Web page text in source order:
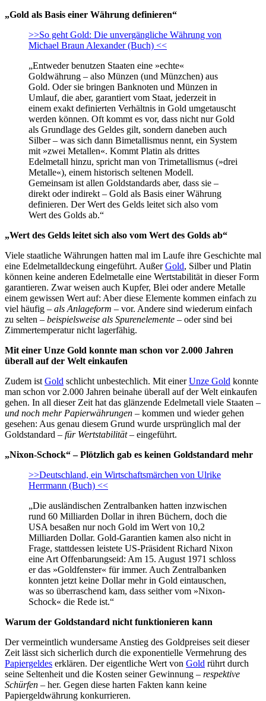
„Gold als Basis einer Währung definieren“
>>So geht Gold: Die unvergängliche Währung von
Michael Braun Alexander (Buch) <<
„Entweder benutzen Staaten eine »echte«
Goldwährung – also Münzen (und Münzchen) aus
Gold. Oder sie bringen Banknoten und Münzen in
Umlauf, die aber, garantiert vom Staat, jederzeit in
einem exakt definierten Verhältnis in Gold umgetauscht
werden können. Oft kommt es vor, dass nicht nur Gold
als Grundlage des Geldes gilt, sondern daneben auch
Silber – was sich dann Bimetallismus nennt, ein System
mit »zwei Metallen«. Kommt Platin als drittes
Edelmetall hinzu, spricht man von Trimetallismus (»drei
Metalle«), einem historisch seltenen Modell.
Gemeinsam ist allen Goldstandards aber, dass sie –
direkt oder indirekt – Gold als Basis einer Währung
definieren. Der Wert des Gelds leitet sich also vom
Wert des Golds ab.“
„Wert des Gelds leitet sich also vom Wert des Golds ab“
Viele staatliche Währungen hatten mal im Laufe ihre Geschichte mal
eine Edelmetalldeckung eingeführt. AußerGold, Silber und Platin
können keine anderen Edelmetalle eine Wertstabilität in dieser Form
garantieren. Zwar weisen auch Kupfer, Blei oder andere Metalle
einem gewissen Wert auf: Aber diese Elemente kommen einfach zu
viel häufig – als Anlageform – vor. Andere sind wiederum einfach
zu selten – beispielsweise als Spurenelemente – oder sind bei
Zimmertemperatur nicht lagerfähig.
Mit einer Unze Gold konnte man schon vor 2.000 Jahren
überall auf der Welt einkaufen
Zudem ist Gold schlicht unbestechlich. Mit einerUnze Gold konnte
man schon vor 2.000 Jahren beinahe überall auf der Welt einkaufen
gehen. In all dieser Zeit hat das glänzende Edelmetall viele Staaten –
und noch mehr Papierwährungen – kommen und wieder gehen
gesehen: Aus genau diesem Grund wurde ursprünglich mal der
Goldstandard – für Wertstabilität– eingeführt.
„Nixon-Schock“ – Plötzlich gab es keinen Goldstandard mehr
>>Deutschland, ein Wirtschaftsmärchen von Ulrike
Herrmann (Buch) <<
„Die ausländischen Zentralbanken hatten inzwischen
rund 60 Milliarden Dollar in ihren Büchern, doch die
USA besaßen nur noch Gold im Wert von 10,2
Milliarden Dollar. Gold-Garantien kamen also nicht in
Frage, stattdessen leistete US-Präsident Richard Nixon
eine Art Offenbarungseid: Am 15. August 1971 schloss
er das »Goldfenster« für immer. Auch Zentralbanken
konnten jetzt keine Dollar mehr in Gold eintauschen,
was so überraschend kam, dass seither vom »Nixon-
Schock« die Rede ist.“
Warum der Goldstandard nicht funktionieren kann
Der vermeintlich wundersame Anstieg des Goldpreises seit dieser
Zeit lässt sich sicherlich durch die exponentielle Vermehrung des
Papiergeldes erklären. Der eigentliche Wert von Gold rührt durch
seine Seltenheit und die Kosten seiner Gewinnung – respektive
Schürfen – her. Gegen diese harten Fakten kann keine
Papiergeldwährung konkurrieren.